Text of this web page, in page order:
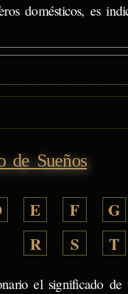
domésticos, es
de Sueños
E F G
R
S T
el significado